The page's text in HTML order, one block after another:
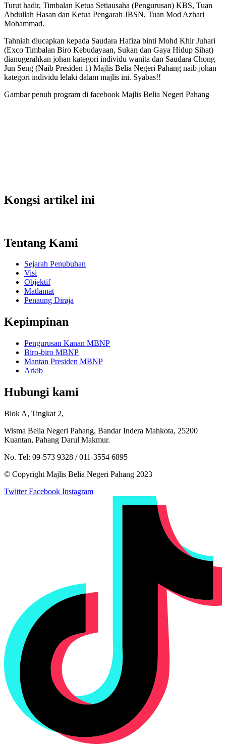
Turut hadir, Timbalan Ketua Setiausaha (Pengurusan) KBS, Tuan
Abdullah Hasan dan Ketua Pengarah JBSN, Tuan Mod Azhari
Mohammad.
Tahniah diucapkan kepada Saudara Hafiza binti Mohd Khir Juhari
(Exco Timbalan Biro Kebudayaan, Sukan dan Gaya Hidup Sihat)
dianugerahkan johan kategori individu wanita dan Saudara Chong
Jun Seng (Naib Presiden 1) Majlis Belia Negeri Pahang naib johan
kategori individu lelaki dalam majlis ini. Syabas!!
Gambar penuh program di facebook Majlis Belia Negeri Pahang
Kongsi artikel ini
Tentang Kami
Sejarah Penubuhan
Visi
Objektif
Matlamat
Penaung Diraja
Kepimpinan
Pengurusan Kanan MBNP
Biro-biro MBNP
Mantan Presiden MBNP
Arkib
Hubungi kami
Blok A, Tingkat 2,
Wisma Belia Negeri Pahang, Bandar Indera Mahkota, 25200
Kuantan, Pahang Darul Makmur.
No. Tel: 09-573 9328 / 011-3554 6895
© Copyright Majlis Belia Negeri Pahang 2023
Twitter Facebook Instagram